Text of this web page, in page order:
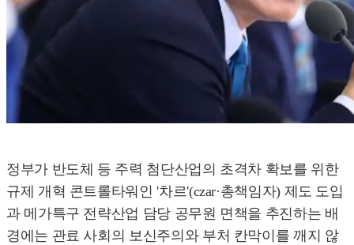
정부가 반도체 등 주력 첨단산업의 초격차 확보를 위한
규제 개혁 콘트롤타워인 '차르'(czar·총책임자) 제도 도입
과 메가특구 전략산업 담당 공무원 면책을 추진하는 배
경에는 관료 사회의 보신주의와 부처 칸막이를 깨지 않